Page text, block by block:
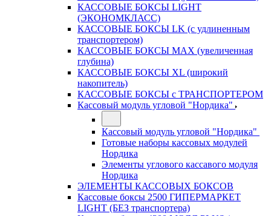
КАССОВЫЕ БОКСЫ LIGHT
(ЭКОНОМКЛАСС)
КАССОВЫЕ БОКСЫ LK (с удлиненным
транспортером)
КАССОВЫЕ БОКСЫ MAX (увеличенная
глубина)
КАССОВЫЕ БОКСЫ XL (широкий
накопитель)
КАССОВЫЕ БОКСЫ с ТРАНСПОРТЕРОМ
Кассовый модуль угловой "Нордика"
Кассовый модуль угловой "Нордика"
Готовые наборы кассовых модулей
Нордика
Элементы углового кассавого модуля
Нордика
ЭЛЕМЕНТЫ КАССОВЫХ БОКСОВ
Кассовые боксы 2500 ГИПЕРМАРКЕТ
LIGHT (БЕЗ транспортера)